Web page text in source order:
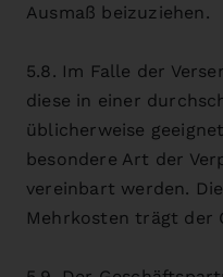
Ausmaß beizuziehen.
5.8. Im Falle der
diese in einer
üblicherweise
besondere Art der
vereinbart werden.
Mehrkosten trägt der